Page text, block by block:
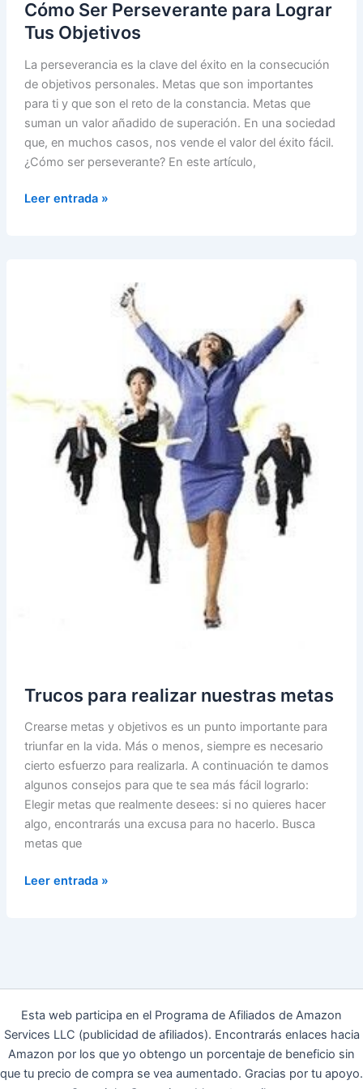
Cómo Ser Perseverante para Lograr
Tus Objetivos
La perseverancia es la clave del éxito en la consecución
de objetivos personales. Metas que son importantes
para ti y que son el reto de la constancia. Metas que
suman un valor añadido de superación. En una sociedad
que, en muchos casos, nos vende el valor del éxito fácil.
¿Cómo ser perseverante? En este artículo,
Cómo
Leer entrada »
Trucos para realizar nuestras metas
Crearse metas y objetivos es un punto importante para
triunfar en la vida. Más o menos, siempre es necesario
cierto esfuerzo para realizarla. A continuación te damos
algunos consejos para que te sea más fácil lograrlo:
Elegir metas que realmente desees: si no quieres hacer
algo, encontrarás una excusa para no hacerlo. Busca
metas que
Trucos
Leer entrada »
Esta web participa en el Programa de Afiliados de Amazon
Services LLC (publicidad de afiliados). Encontrarás enlaces hacia
Amazon por los que yo obtengo un porcentaje de beneficio sin
que tu precio de compra se vea aumentado. Gracias por tu apoyo.